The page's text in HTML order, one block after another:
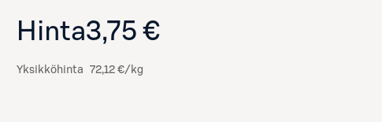
Hinta3,75 €
Yksikköhinta 72,12 €/kg